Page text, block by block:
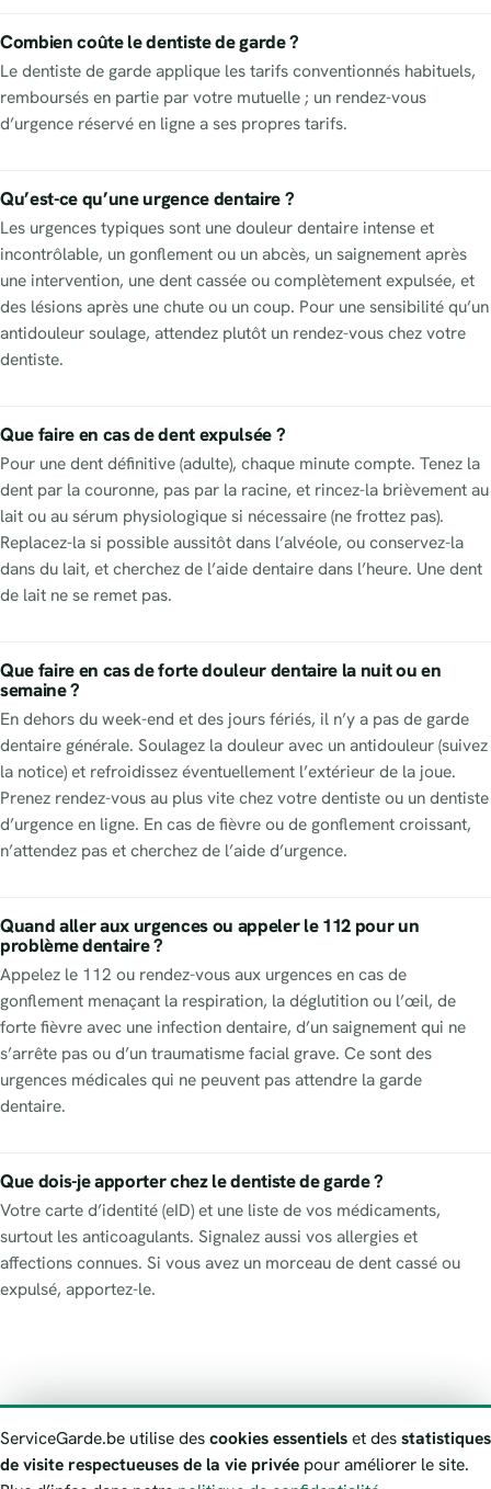
Combien coûte le dentiste de garde ?
Le dentiste de garde applique les tarifs conventionnés habituels,
remboursés en partie par votre mutuelle ; un rendez-vous
d’urgence réservé en ligne a ses propres tarifs.
Qu’est-ce qu’une urgence dentaire ?
Les urgences typiques sont une douleur dentaire intense et
incontrôlable, un gonflement ou un abcès, un saignement après
une intervention, une dent cassée ou complètement expulsée, et
des lésions après une chute ou un coup. Pour une sensibilité qu’un
antidouleur soulage, attendez plutôt un rendez-vous chez votre
dentiste.
Que faire en cas de dent expulsée ?
Pour une dent définitive (adulte), chaque minute compte. Tenez la
dent par la couronne, pas par la racine, et rincez-la brièvement au
lait ou au sérum physiologique si nécessaire (ne frottez pas).
Replacez-la si possible aussitôt dans l’alvéole, ou conservez-la
dans du lait, et cherchez de l’aide dentaire dans l’heure. Une dent
de lait ne se remet pas.
Que faire en cas de forte douleur dentaire la nuit ou en
semaine ?
En dehors du week-end et des jours fériés, il n’y a pas de garde
dentaire générale. Soulagez la douleur avec un antidouleur (suivez
la notice) et refroidissez éventuellement l’extérieur de la joue.
Prenez rendez-vous au plus vite chez votre dentiste ou un dentiste
d’urgence en ligne. En cas de fièvre ou de gonflement croissant,
n’attendez pas et cherchez de l’aide d’urgence.
Quand aller aux urgences ou appeler le 112 pour un
problème dentaire ?
Appelez le 112 ou rendez-vous aux urgences en cas de
gonflement menaçant la respiration, la déglutition ou l’œil, de
forte fièvre avec une infection dentaire, d’un saignement qui ne
s’arrête pas ou d’un traumatisme facial grave. Ce sont des
urgences médicales qui ne peuvent pas attendre la garde
dentaire.
Que dois-je apporter chez le dentiste de garde ?
Votre carte d’identité (eID) et une liste de vos médicaments,
surtout les anticoagulants. Signalez aussi vos allergies et
affections connues. Si vous avez un morceau de dent cassé ou
expulsé, apportez-le.
AvertissementSignaler une information erronée
ServiceGarde.be présente des informations publiques de garde à
ServiceGarde.be utilise descookies essentielset desstatistiques
de visite respectueuses de la vie privée pour améliorer le site.